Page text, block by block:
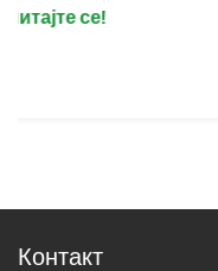
Контакт